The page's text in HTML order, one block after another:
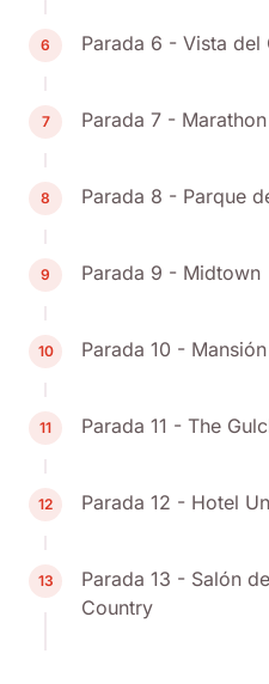
6 Parada 6 - Vista del
7 Parada 7 -
8 Parada 8 - Parque
9 Parada 9 - Midtown
10 Parada 10 -
11 Parada 11 - The
12 Parada 12 - Hotel
13
Parada 13 - Salón
Country